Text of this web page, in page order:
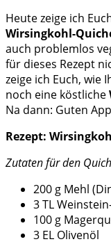
Heute zeige ich
Wirsingkohl-
auch problemlos
für dieses Rezept
zeige ich Euch, wie
noch eine köstliche
Na dann: Guten
Rezept:
Zutaten für den
200 g Mehl
3 TL
100 g
3 EL Olivenöl